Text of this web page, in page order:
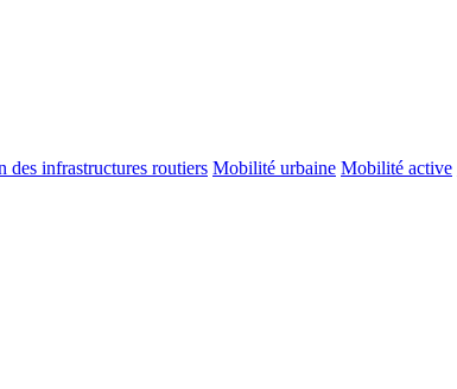
des infrastructures routiers Mobilité urbaine Mobilité active